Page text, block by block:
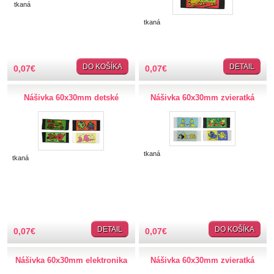
Vlajky, znaky
Polotovary
Popruhy
Strapce
tkaná
0,07€ DO KOŠÍKA
tkaná
0,07€ DETAIL
Nášivka 60x30mm detské
tkaná
0,07€ DETAIL
Nášivka 60x30mm zvieratká
tkaná
0,07€ DO KOŠÍKA
Nášivka 60x30mm elektronika Nášivka 60x30mm zvieratká